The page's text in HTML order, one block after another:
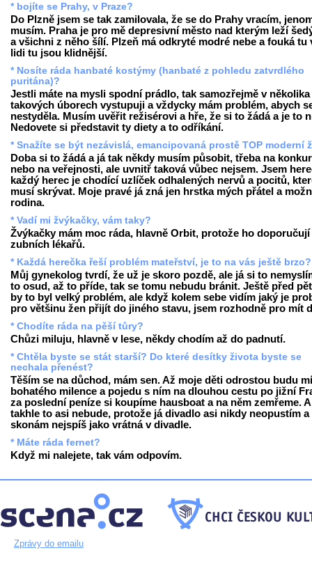
* bojíte se Prahy, v Praze?
Do Plzně jsem se tak zamilovala, že se do Prahy vracím,
musím. Praha je pro mě depresivní město nad kterým leží
a všichni z něho šílí. Plzeň má odkryté modré nebe a fouká tu
lidi tu jsou klidnější.
* Nosíte ráda hanbaté kostýmy (hanbaté z pohledu zatvrdlého
puritána)?
Jestli máte na mysli spodní prádlo, tak samozřejmě v několika
takových úborech vystupuji a vždycky mám problém, abych
nestyděla. Musím uvěřit režisérovi a hře, že si to žádá a je to
Nedovete si představit ty diety a to odříkání.
* Snažíte se být nezávislá, emancipovaná prostě TOP moderní
Doba si to žádá a já tak někdy musím působit, třeba na
nebo na veřejnosti, ale uvnitř taková vůbec nejsem. Jsem
každý herec je chodící uzlíček odhalených nervů a pocitů,
musí skrývat. Moje pravé já zná jen hrstka mých přátel a
rodina.
* Vadí mi žvýkačky, vám taky?
Žvýkačky mám moc ráda, hlavně Orbit, protože ho doporučují
zubních lékařů.
* Každá herečka řeší problém mateřství, je to na vás ještě brzo?
Můj gynekolog tvrdí, že už je skoro pozdě, ale já si to
to osud, až to příde, tak se tomu nebudu bránit. Ještě před
by to byl velký problém, ale když kolem sebe vidím jaký je
pro většinu žen přijít do jiného stavu, jsem rozhodně pro mít
* Chodíte ráda na pěší tůry?
Chůzi miluju, hlavně v lese, někdy chodím až do padnutí.
* Chtěla byste se stát starší? Do které desítky života byste se
nechala přenést?
Těším se na důchod, mám sen. Až moje děti odrostou budu
bohatého milence a pojedu s ním na dlouhou cestu po jižní
za poslední peníze si koupíme hausboat a na něm zemřeme.
takhle to asi nebude, protože já divadlo asi nikdy neopustím a
skonám nejspíš jako vrátná v divadle.
* Máte ráda fernet?
Když mi nalejete, tak vám odpovím.
Zprávy do emailu